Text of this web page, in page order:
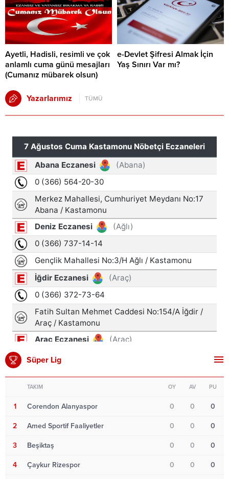
Ayetli, Hadisli, resimli ve çok
anlamlı cuma günü mesajları
(Cumanız mübarek olsun)
e-Devlet Şifresi Almak İçin
Yaş Sınırı Var mı?
Yazarlarımız TÜMÜ
Süper Lig
TAKIM OY AV PU
1 Corendon Alanyaspor 0 0 0
2 Amed Sportif Faaliyetler 0 0 0
3 Beşiktaş 0 0 0
4 Çaykur Rizespor 0 0 0